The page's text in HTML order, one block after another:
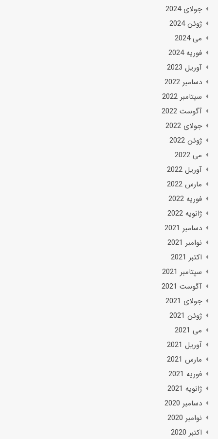
جولای 2024
ژوئن 2024
می 2024
فوریه 2024
آوریل 2023
دسامبر 2022
سپتامبر 2022
آگوست 2022
جولای 2022
ژوئن 2022
می 2022
آوریل 2022
مارس 2022
فوریه 2022
ژانویه 2022
دسامبر 2021
نوامبر 2021
اکتبر 2021
سپتامبر 2021
آگوست 2021
جولای 2021
ژوئن 2021
می 2021
آوریل 2021
مارس 2021
فوریه 2021
ژانویه 2021
دسامبر 2020
نوامبر 2020
اکتبر 2020